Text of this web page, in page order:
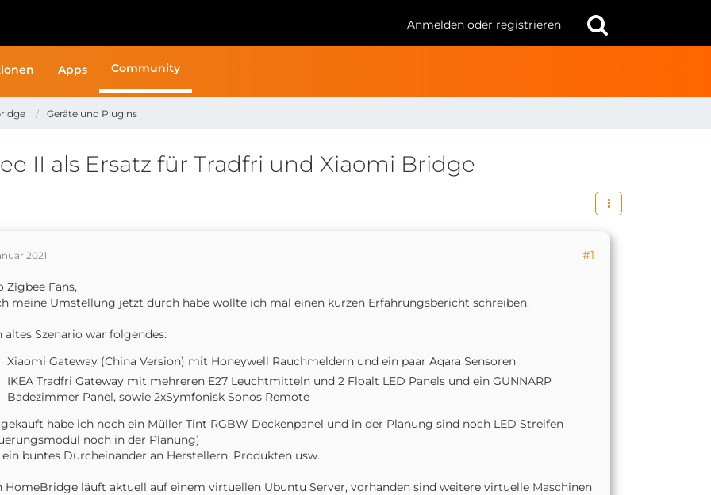
Anmelden oder registrieren
Apps Community
Geräte und Plugins
II als Ersatz für Tradfri und Xiaomi Bridge
2021 #1
Zigbee Fans,
meine Umstellung jetzt durch habe wollte ich mal einen kurzen Erfahrungsbericht schreiben.
altes Szenario war folgendes:
Xiaomi Gateway (China Version) mit Honeywell Rauchmeldern und ein paar Aqara Sensoren
IKEA Tradfri Gateway mit mehreren E27 Leuchtmitteln und 2 Floalt LED Panels und ein GUNNARP
Badezimmer Panel, sowie 2xSymfonisk Sonos Remote
habe ich noch ein Müller Tint RGBW Deckenpanel und in der Planung sind noch LED Streifen
noch in der Planung)
ein buntes Durcheinander an Herstellern, Produkten usw.
HomeBridge läuft aktuell auf einem virtuellen Ubuntu Server, vorhanden sind weitere virtuelle Maschinen